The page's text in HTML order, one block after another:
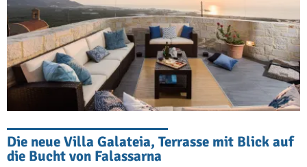
Die neue Villa Galateia, Terrasse mit Blick auf
die Bucht von Falassarna